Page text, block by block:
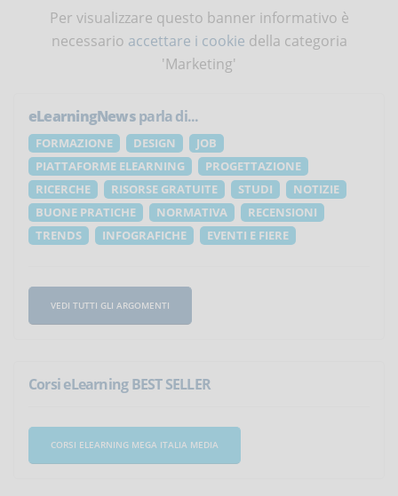
Per visualizzare questo banner informativo è
necessario accettare i cookie della categoria
'Marketing'
eLearningNewsparla di...
FORMAZIONE DESIGN
JOB
PIATTAFORME ELEARNING
PROGETTAZIONE
RICERCHE
RISORSE GRATUITE STUDI
NOTIZIE
BUONE PRATICHE
NORMATIVA
RECENSIONI
TRENDS
INFOGRAFICHE EVENTI E FIERE
VEDI TUTTI GLI ARGOMENTI
Corsi eLearning BEST SELLER
CORSI ELEARNING MEGA ITALIA MEDIA